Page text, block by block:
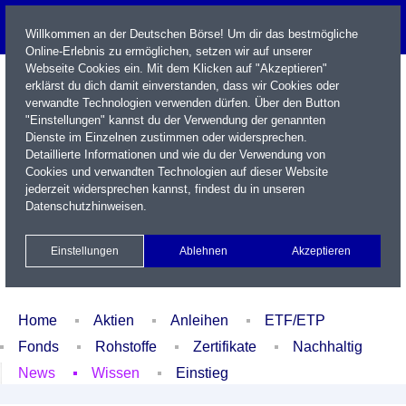
Name / WKN / ISIN / Kürzel
Xetra Realtime
Watchlist Portfolio Login
Home Aktien Anleihen
ETF/ETP
Fonds
Rohstoffe Zertifikate
Nachhaltig
News
Wissen Einstieg
Willkommen an der Deutschen Börse! Um dir das bestmögliche
Online-Erlebnis zu ermöglichen, setzen wir auf unserer
Webseite Cookies ein. Mit dem Klicken auf "Akzeptieren"
erklärst du dich damit einverstanden, dass wir Cookies oder
verwandte Technologien verwenden dürfen. Über den Button
"Einstellungen" kannst du der Verwendung der genannten
Dienste im Einzelnen zustimmen oder widersprechen.
Detaillierte Informationen und wie du der Verwendung von
Cookies und verwandten Technologien auf dieser Website
jederzeit widersprechen kannst, findest du in unseren
Datenschutzhinweisen.
Einstellungen Ablehnen Akzeptieren